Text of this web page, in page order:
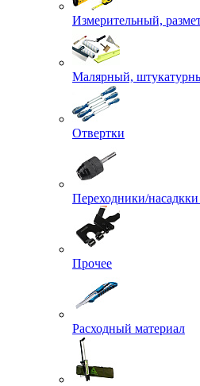
Измерительный,
Малярный,
Отвертки
Переходники/
Прочее
Расходный материал